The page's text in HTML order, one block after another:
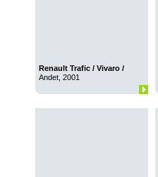
Renault Trafic / Vivaro /
Primastar
Andet, 2001